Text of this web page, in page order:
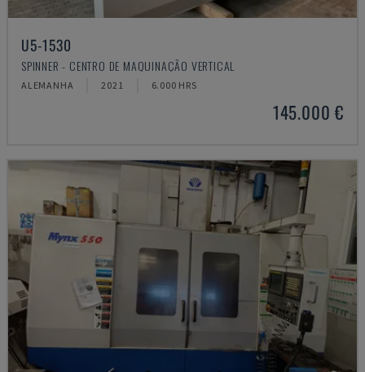
U5-1530
SPINNER - CENTRO DE MAQUINAÇÃO VERTICAL
ALEMANHA 2021 6.000 HRS
145.000 €